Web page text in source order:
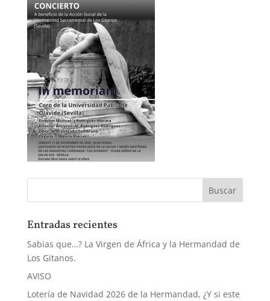
Entradas recientes
Sabias que…? La Virgen de África y la Hermandad de
Los Gitanos.
AVISO
Lotería de Navidad 2026 de la Hermandad, ¿Y si este